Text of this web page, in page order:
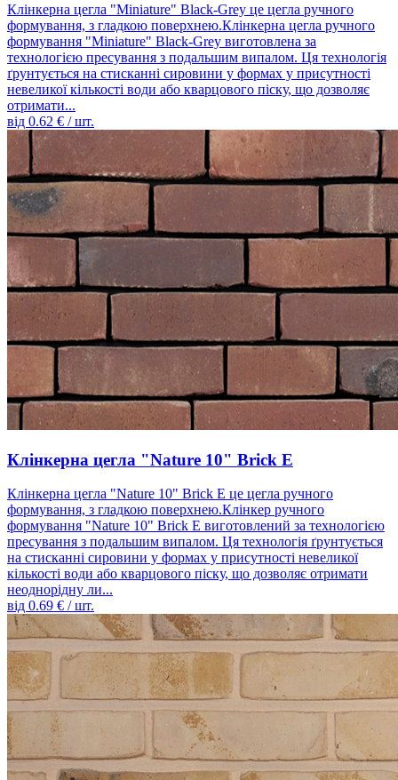
Клінкерна цегла "Miniature" Black-Grey це цегла ручного
формування, з гладкою поверхнею.Клінкерна цегла ручного
формування "Miniature" Black-Grey виготовлена ​​за
технологією пресування з подальшим випалом. Ця технологія
ґрунтується на стисканні сировини у формах у присутності
невеликої кількості води або кварцового піску, що дозволяє
отримати...
від 0.62 € / шт.
Клінкерна цегла "Nature 10" Brick E
Клінкерна цегла "Nature 10" Brick E це цегла ручного
формування, з гладкою поверхнею.Клінкер ручного
формування "Nature 10" Brick E виготовлений за технологією
пресування з подальшим випалом. Ця технологія ґрунтується
на стисканні сировини у формах у присутності невеликої
кількості води або кварцового піску, що дозволяє отримати
неоднорідну ли...
від 0.69 € / шт.